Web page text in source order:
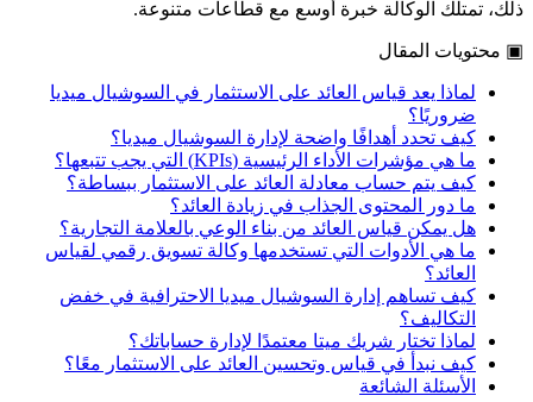
ذلك، تمتلك الوكالة خبرة أوسع مع قطاعات متنوعة.
▣ محتويات المقال
لماذا يعد قياس العائد على الاستثمار في السوشيال ميديا
ضروريًا؟
كيف تحدد أهدافًا واضحة لإدارة السوشيال ميديا؟
ما هي مؤشرات الأداء الرئيسية (KPIs) التي يجب تتبعها؟
كيف يتم حساب معادلة العائد على الاستثمار ببساطة؟
ما دور المحتوى الجذاب في زيادة العائد؟
هل يمكن قياس العائد من بناء الوعي بالعلامة التجارية؟
ما هي الأدوات التي تستخدمها وكالة تسويق رقمي لقياس
العائد؟
كيف تساهم إدارة السوشيال ميديا الاحترافية في خفض
التكاليف؟
لماذا تختار شريك ميتا معتمدًا لإدارة حساباتك؟
كيف نبدأ في قياس وتحسين العائد على الاستثمار معًا؟
الأسئلة الشائعة